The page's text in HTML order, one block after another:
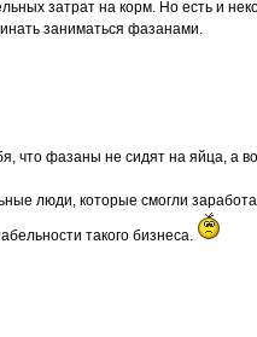
затрат на корм. Но есть и
заниматься фазанами.
что фазаны не сидят на яйца, а
люди, которые смогли
такого бизнеса.